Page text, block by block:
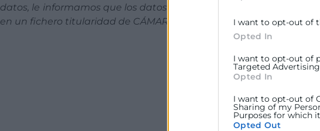
I want to opt-out of
Opted In
I want to opt-out of
Targeted
Opted In
I want to opt-out of
Sharing of my
Purposes for which
Opted Out
datos, le informamos que los datos por usted facilitados a través
en un fichero titularidad de CÁMARA VALENCIA y cedidos a los